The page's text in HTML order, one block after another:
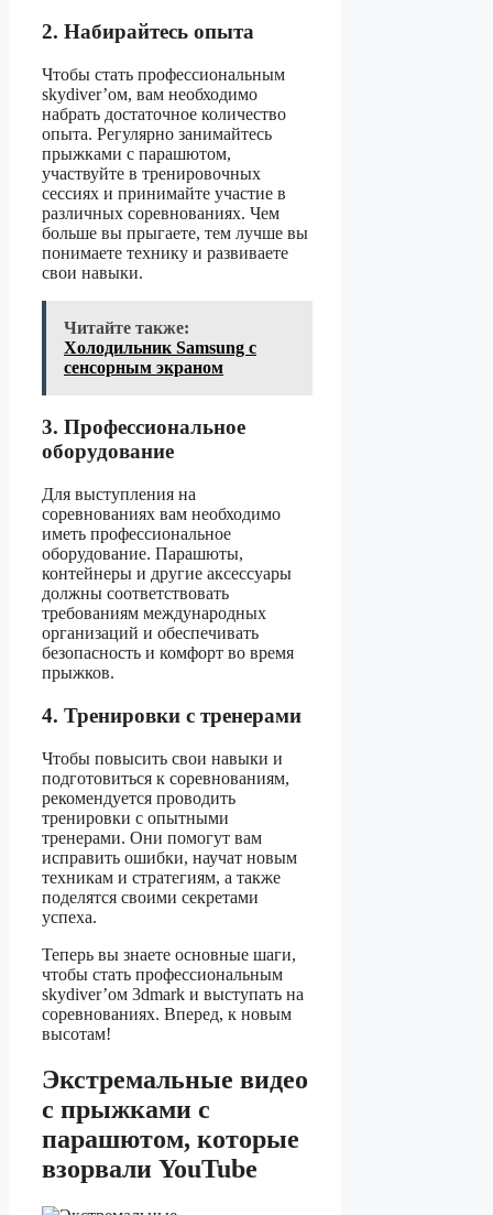
2. Набирайтесь опыта
Чтобы стать профессиональным
skydiver’ом, вам необходимо
набрать достаточное количество
опыта. Регулярно занимайтесь
прыжками с парашютом,
участвуйте в тренировочных
сессиях и принимайте участие в
различных соревнованиях. Чем
больше вы прыгаете, тем лучше вы
понимаете технику и развиваете
свои навыки.
Читайте также:
Холодильник Samsung с
сенсорным экраном
3. Профессиональное
оборудование
Для выступления на
соревнованиях вам необходимо
иметь профессиональное
оборудование. Парашюты,
контейнеры и другие аксессуары
должны соответствовать
требованиям международных
организаций и обеспечивать
безопасность и комфорт во время
прыжков.
4. Тренировки с тренерами
Чтобы повысить свои навыки и
подготовиться к соревнованиям,
рекомендуется проводить
тренировки с опытными
тренерами. Они помогут вам
исправить ошибки, научат новым
техникам и стратегиям, а также
поделятся своими секретами
успеха.
Теперь вы знаете основные шаги,
чтобы стать профессиональным
skydiver’ом 3dmark и выступать на
соревнованиях. Вперед, к новым
высотам!
Экстремальные видео
с прыжками с
парашютом, которые
взорвали YouTube